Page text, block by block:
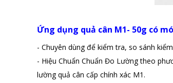
Ứng dụng quả cân M1- 50g có
- Chuyên dùng để kiểm tra, so sánh
- Hiệu Chuẩn Chuẩn Đo Lường theo
lường quả cân cấp chính xác M1.